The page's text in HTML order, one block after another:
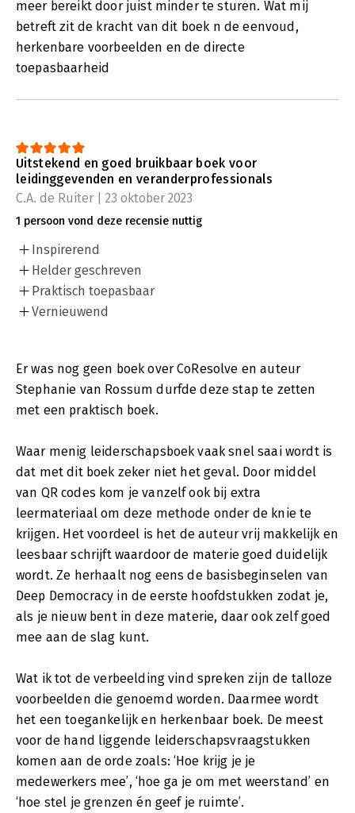
meer bereikt door juist minder te sturen. Wat mij
betreft zit de kracht van dit boek n de eenvoud,
herkenbare voorbeelden en de directe
toepasbaarheid
Uitstekend en goed bruikbaar boek voor
leidinggevenden en veranderprofessionals
C.A. de Ruiter | 23 oktober 2023
1 persoon vond deze recensie nuttig
Inspirerend
Helder geschreven
Praktisch toepasbaar
Vernieuwend
Er was nog geen boek over CoResolve en auteur
Stephanie van Rossum durfde deze stap te zetten
met een praktisch boek.
Waar menig leiderschapsboek vaak snel saai wordt is
dat met dit boek zeker niet het geval. Door middel
van QR codes kom je vanzelf ook bij extra
leermateriaal om deze methode onder de knie te
krijgen. Het voordeel is het de auteur vrij makkelijk en
leesbaar schrijft waardoor de materie goed duidelijk
wordt. Ze herhaalt nog eens de basisbeginselen van
Deep Democracy in de eerste hoofdstukken zodat je,
als je nieuw bent in deze materie, daar ook zelf goed
mee aan de slag kunt.
Wat ik tot de verbeelding vind spreken zijn de talloze
voorbeelden die genoemd worden. Daarmee wordt
het een toegankelijk en herkenbaar boek. De meest
voor de hand liggende leiderschapsvraagstukken
komen aan de orde zoals: ‘Hoe krijg je je
medewerkers mee’, ‘hoe ga je om met weerstand’ en
‘hoe stel je grenzen én geef je ruimte’.